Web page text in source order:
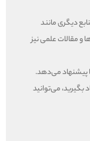
دیگری مانند
و مقالات علمی نیز
پیشنهاد می‌دهد.
می‌توانید